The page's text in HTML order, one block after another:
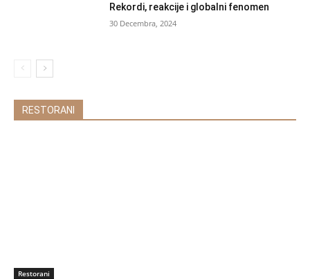
Rekordi, reakcije i globalni fenomen
30 Decembra, 2024
RESTORANI
Restorani